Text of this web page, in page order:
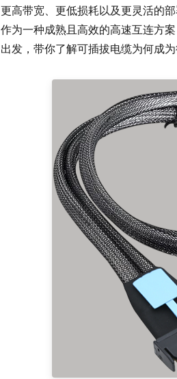
更高带宽、更低损耗以及更灵活的
作为一种成熟且高效的高速互连方
出发，带你了解可插拔电缆为何成为